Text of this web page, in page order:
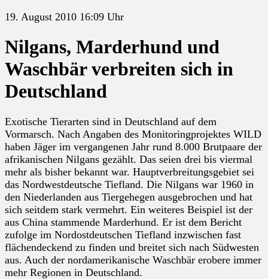
19. August 2010 16:09 Uhr
Nilgans, Marderhund und
Waschbär verbreiten sich in
Deutschland
Exotische Tierarten sind in Deutschland auf dem
Vormarsch. Nach Angaben des Monitoringprojektes WILD
haben Jäger im vergangenen Jahr rund 8.000 Brutpaare der
afrikanischen Nilgans gezählt. Das seien drei bis viermal
mehr als bisher bekannt war. Hauptverbreitungsgebiet sei
das Nordwestdeutsche Tiefland. Die Nilgans war 1960 in
den Niederlanden aus Tiergehegen ausgebrochen und hat
sich seitdem stark vermehrt. Ein weiteres Beispiel ist der
aus China stammende Marderhund. Er ist dem Bericht
zufolge im Nordostdeutschen Tiefland inzwischen fast
flächendeckend zu finden und breitet sich nach Südwesten
aus. Auch der nordamerikanische Waschbär erobere immer
mehr Regionen in Deutschland.